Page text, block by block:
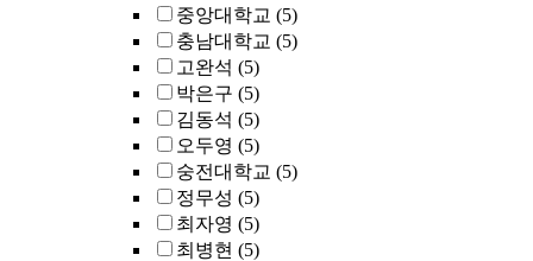
중앙대학교 (5)
충남대학교 (5)
고완석 (5)
박은구 (5)
김동석 (5)
오두영 (5)
숭전대학교 (5)
정무성 (5)
최자영 (5)
최병현 (5)